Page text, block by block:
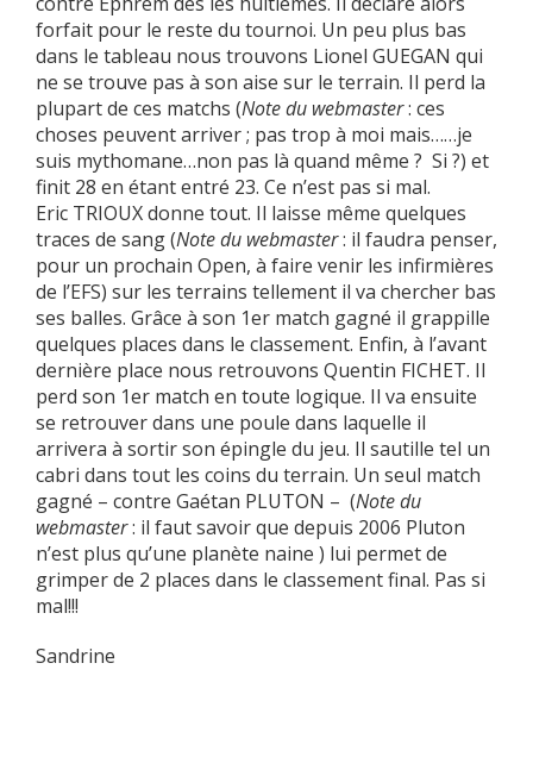
forfait pour le reste du tournoi. Un peu plus bas
dans le tableau nous trouvons Lionel GUEGAN qui
ne se trouve pas à son aise sur le terrain. Il perd la
plupart de ces matchs (Note du webmaster: ces
choses peuvent arriver ; pas trop à moi mais……je
suis mythomane…non pas là quand même ? Si ?) et
finit 28 en étant entré 23. Ce n’est pas si mal.
Eric TRIOUX donne tout. Il laisse même quelques
traces de sang (Note du webmaster: il faudra penser,
pour un prochain Open, à faire venir les infirmières
de l’EFS) sur les terrains tellement il va chercher bas
ses balles. Grâce à son 1er match gagné il grappille
quelques places dans le classement. Enfin, à l’avant
dernière place nous retrouvons Quentin FICHET. Il
perd son 1er match en toute logique. Il va ensuite
se retrouver dans une poule dans laquelle il
arrivera à sortir son épingle du jeu. Il sautille tel un
cabri dans tout les coins du terrain. Un seul match
gagné – contre Gaétan PLUTON – (Note du
webmaster: il faut savoir que depuis 2006 Pluton
n’est plus qu’une planète naine ) lui permet de
grimper de 2 places dans le classement final. Pas si
mal!!!
Sandrine